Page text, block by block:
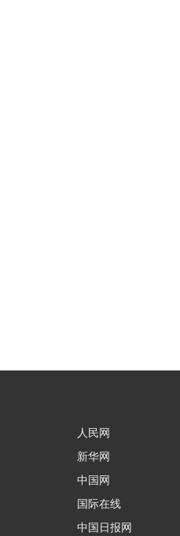
人民网
新华网
中国网
国际在线
中国日报网